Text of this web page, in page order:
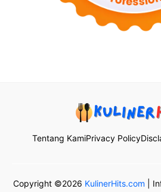
Tentang KamiPrivacy Policy
Copyright ©2026 KulinerHits.com |